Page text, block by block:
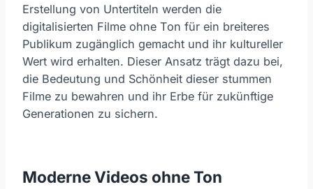
Erstellung von Untertiteln werden die
digitalisierten Filme ohne Ton für ein breiteres
Publikum zugänglich gemacht und ihr kultureller
Wert wird erhalten. Dieser Ansatz trägt dazu bei,
die Bedeutung und Schönheit dieser stummen
Filme zu bewahren und ihr Erbe für zukünftige
Generationen zu sichern.
Moderne Videos ohne Ton